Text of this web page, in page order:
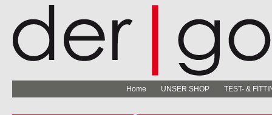
Home UNSER SHOP TEST- &